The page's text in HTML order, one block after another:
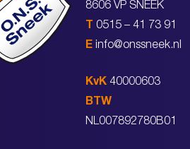
8606 VP SNEEK
T 0515 – 41 73 91
E info@onssneek.nl
KvK 40000603
BTW
NL007892780B01